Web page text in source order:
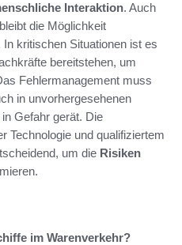
Interaktion. Auch
die Möglichkeit
kritischen Situationen ist es
bereitstehen, um
Fehlermanagement muss
in unvorhergesehenen
Gefahr gerät. Die
Technologie und qualifiziertem
um die Risiken
im Warenverkehr?